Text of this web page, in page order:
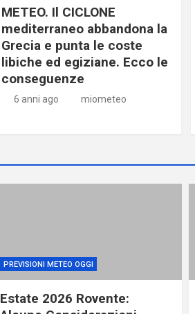
METEO. Il CICLONE
mediterraneo abbandona la
Grecia e punta le coste
libiche ed egiziane. Ecco le
conseguenze
6 anni ago miometeo
PREVISIONI METEO OGGI
Estate 2026 Rovente: